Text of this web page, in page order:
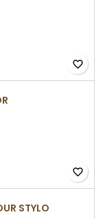
favorite_border
favorite_border
STYLO